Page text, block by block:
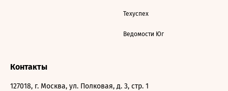
Техуспех
Ведомости Юг
Контакты
127018, г. Москва, ул. Полковая, д. 3, стр. 1